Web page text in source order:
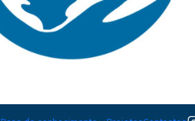
Adicionar à lista de
Mostrar stock das